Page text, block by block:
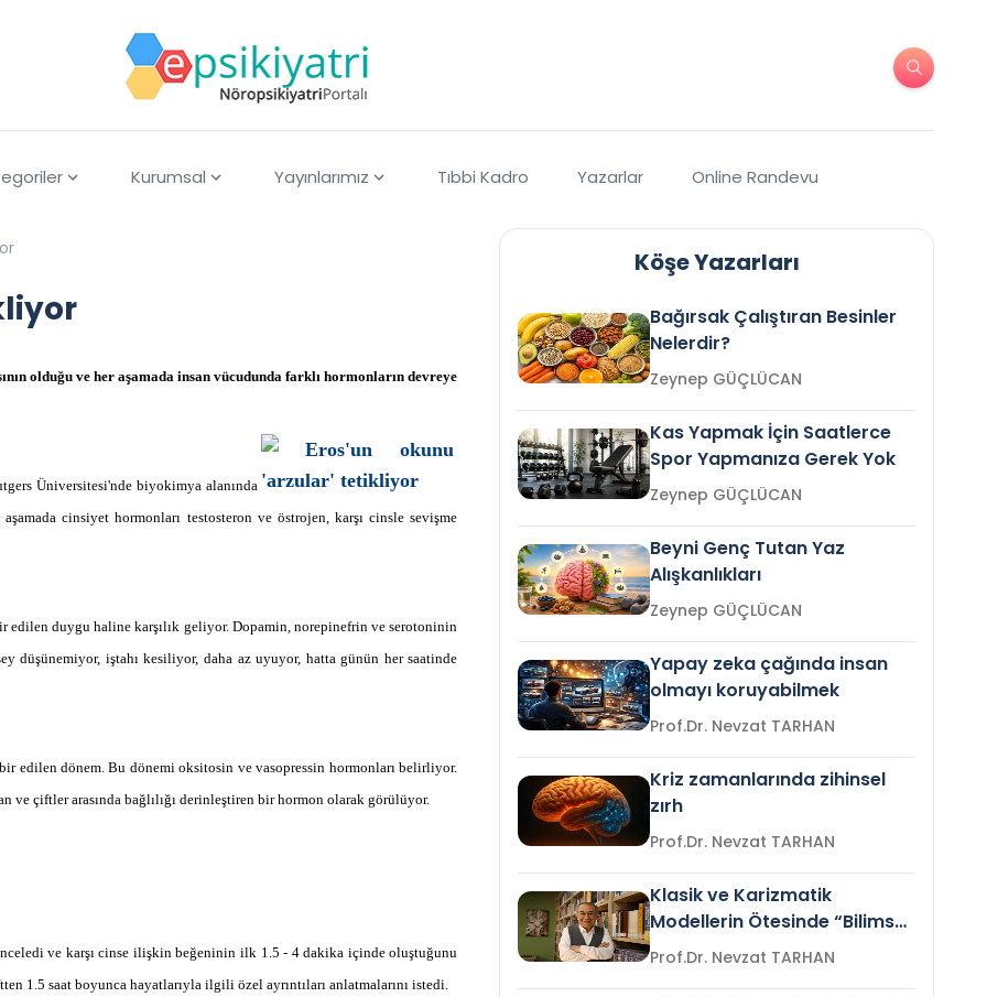
Kurumsal Yayınlarımız Tıbbi Kadro Yazarlar Online Randevu
olduğu ve her aşamada insan vücudunda farklı hormonların devreye
Üniversitesi'nde biyokimya alanında
cinsiyet hormonları testosteron ve östrojen, karşı cinsle sevişme
duygu haline karşılık geliyor. Dopamin, norepinefrin ve serotoninin
düşünemiyor, iştahı kesiliyor, daha az uyuyor, hatta günün her saatinde
edilen dönem. Bu dönemi oksitosin ve vasopressin hormonları belirliyor.
ve çiftler arasında bağlılığı derinleştiren bir hormon olarak görülüyor.
ve karşı cinse ilişkin beğeninin ilk 1.5 - 4 dakika içinde oluştuğunu
1.5 saat boyunca hayatlarıyla ilgili özel ayrıntıları anlatmalarını istedi.
Köşe Yazarları
Bağırsak Çalıştıran Besinler
Nelerdir?
Zeynep GÜÇLÜCAN
Kas Yapmak İçin Saatlerce
Spor Yapmanıza Gerek Yok
Zeynep GÜÇLÜCAN
Beyni Genç Tutan Yaz
Alışkanlıkları
Zeynep GÜÇLÜCAN
Yapay zeka çağında insan
olmayı koruyabilmek
Prof.Dr. Nevzat TARHAN
Kriz zamanlarında zihinsel
zırh
Prof.Dr. Nevzat TARHAN
Klasik ve Karizmatik
Modellerin Ötesinde “Bilimsel
Liderlik”
Prof.Dr. Nevzat TARHAN